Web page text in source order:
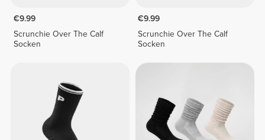
€9.99
Scrunchie Over The Calf
Socken
€9.99
Scrunchie Over The Calf
Socken